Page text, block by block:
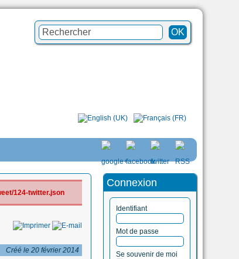
Connexion
Identifiant
Mot de passe
Se souvenir de moi
124-twitter.json
Créé le 20 février 2014